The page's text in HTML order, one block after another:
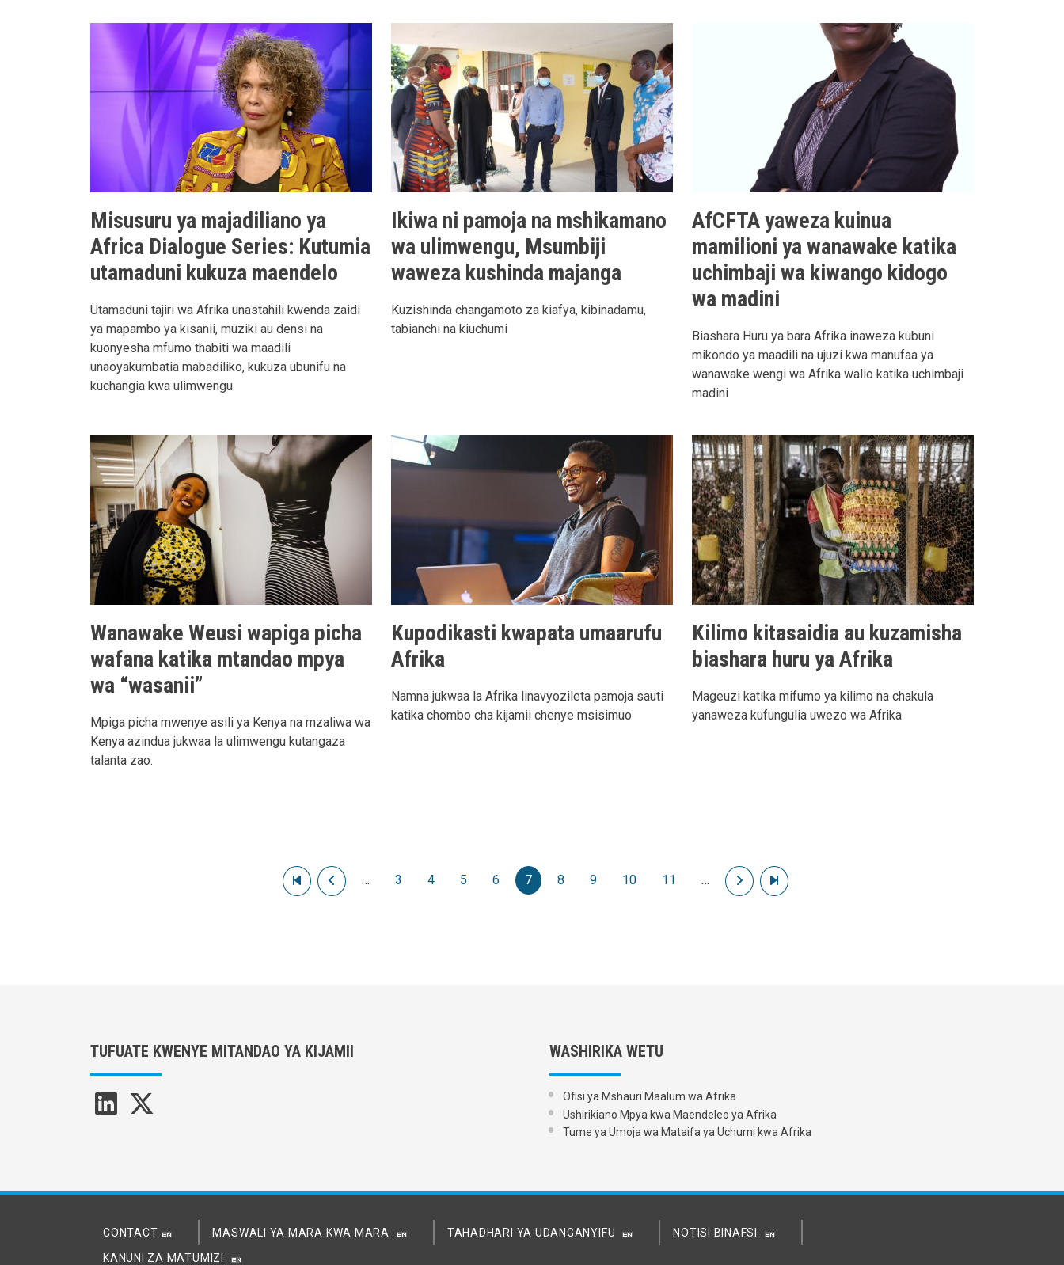
Misusuru ya majadiliano ya
Africa Dialogue Series: Kutumia
utamaduni kukuza maendelo
Utamaduni tajiri wa Afrika unastahili kwenda zaidi
ya mapambo ya kisanii, muziki au densi na
kuonyesha mfumo thabiti wa maadili
unaoyakumbatia mabadiliko, kukuza ubunifu na
kuchangia kwa ulimwengu.
Ikiwa ni pamoja na mshikamano
wa ulimwengu, Msumbiji
waweza kushinda majanga
Kuzishinda changamoto za kiafya, kibinadamu,
tabianchi na kiuchumi
AfCFTA yaweza kuinua
mamilioni ya wanawake katika
uchimbaji wa kiwango kidogo
wa madini
Biashara Huru ya bara Afrika inaweza kubuni
mikondo ya maadili na ujuzi kwa manufaa ya
wanawake wengi wa Afrika walio katika uchimbaji
madini
Wanawake Weusi wapiga picha
wafana katika mtandao mpya
wa “wasanii”
Mpiga picha mwenye asili ya Kenya na mzaliwa wa
Kenya azindua jukwaa la ulimwengu kutangaza
talanta zao.
Kupodikasti kwapata umaarufu
Afrika
Namna jukwaa la Afrika linavyozileta pamoja sauti
katika chombo cha kijamii chenye msisimuo
Kilimo kitasaidia au kuzamisha
biashara huru ya Afrika
Mageuzi katika mifumo ya kilimo na chakula
yanaweza kufungulia uwezo wa Afrika
First pagePrevious page
… 3 4 5 6 7 8 9 10 11 … Next pageLast page
TUFUATE KWENYE MITANDAO YA KIJAMII WASHIRIKA WETU
Ofisi ya Mshauri Maalum wa Afrika
Ushirikiano Mpya kwa Maendeleo ya Afrika
Tume ya Umoja wa Mataifa ya Uchumi kwa Afrika
CONTACT MASWALI YA MARA KWA MARA TAHADHARI YA UDANGANYIFU
NOTISI BINAFSI
KANUNI ZA MATUMIZI